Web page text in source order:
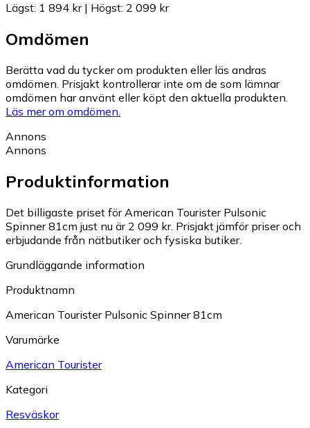
Lägst: 1 894 kr| Högst: 2 099 kr
Omdömen
Berätta vad du tycker om produkten eller läs andras
omdömen. Prisjakt kontrollerar inte om de som lämnar
omdömen har använt eller köpt den aktuella produkten.
Läs mer om omdömen.
Annons
Annons
Produktinformation
Det billigaste priset för American Tourister Pulsonic
Spinner 81cm just nu är 2 099 kr. Prisjakt jämför priser och
erbjudande från nätbutiker och fysiska butiker.
Grundläggande information
Produktnamn
American Tourister Pulsonic Spinner 81cm
Varumärke
American Tourister
Kategori
Resväskor